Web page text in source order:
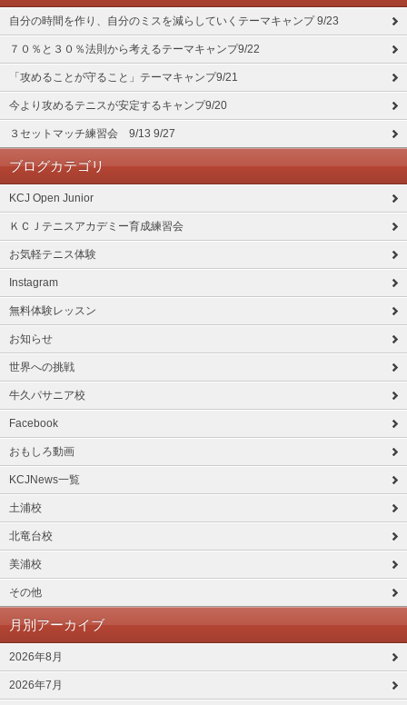
自分の時間を作り、自分のミスを減らしていくテーマキャンプ 9/23
７０％と３０％法則から考えるテーマキャンプ9/22
「攻めることが守ること」テーマキャンプ9/21
今より攻めるテニスが安定するキャンプ9/20
３セットマッチ練習会 9/13 9/27
ブログカテゴリ
KCJ Open Junior
ＫＣＪテニスアカデミー育成練習会
お気軽テニス体験
Instagram
無料体験レッスン
お知らせ
世界への挑戦
牛久パサニア校
Facebook
おもしろ動画
KCJNews一覧
土浦校
北竜台校
美浦校
その他
月別アーカイブ
2026年8月
2026年7月